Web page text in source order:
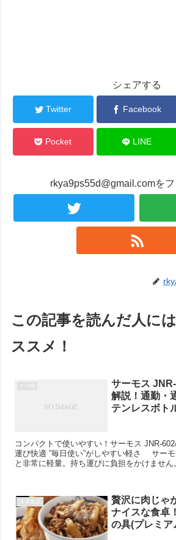
シェアする
Twitter Facebook
Pocket LINE
rkya9ps55d@gmail.comを
この記事を読んだ人に
ススメ！
その他
サーモス
解説！通勤・
テンレスボト
コンパクトで使いやすい！サーモス JNR-
運び快適 ”毎日使い”がしやすい軽さ サー
と非常に軽量。持ち運びに負担をかけませ
冷凍食品
贅沢に肉じゃ
ナイスな食卓
の具(プレミ